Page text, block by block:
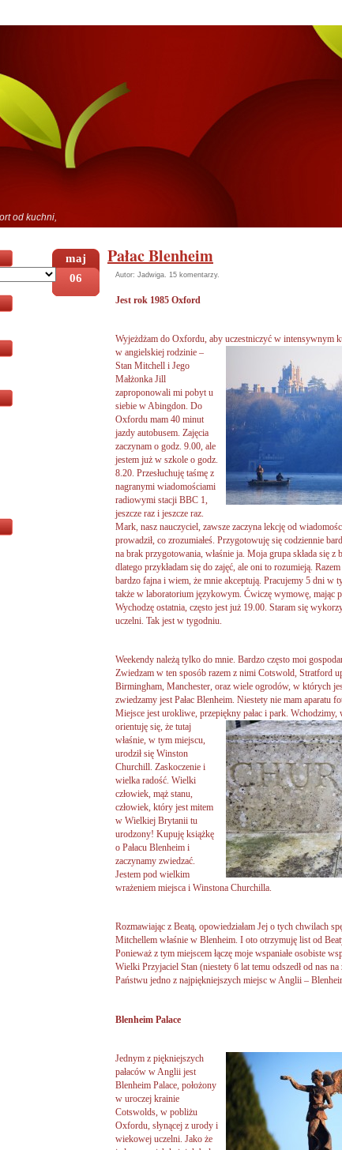
od kuchni,
maj
06
Pałac Blenheim
Autor: Jadwiga. 15 komentarzy.
Jest rok 1985 Oxford
Wyjeżdżam do Oxfordu, aby uczestniczyć w intensywnym
w angielskiej rodzinie –
Stan Mitchell i Jego
Małżonka Jill
zaproponowali mi pobyt u
siebie w Abingdon. Do
Oxfordu mam 40 minut
jazdy autobusem. Zajęcia
zaczynam o godz. 9.00, ale
jestem już w szkole o godz.
8.20. Przesłuchuję taśmę z
nagranymi wiadomościami
radiowymi stacji BBC 1,
jeszcze raz i jeszcze raz.
Mark, nasz nauczyciel, zawsze zaczyna lekcję od
prowadził, co zrozumiałeś. Przygotowuję się codziennie
na brak przygotowania, właśnie ja. Moja grupa składa się z
dlatego przykładam się do zajęć, ale oni to rozumieją.
bardzo fajna i wiem, że mnie akceptują. Pracujemy 5 dni w
także w laboratorium językowym. Ćwiczę wymowę, mając
Wychodzę ostatnia, często jest już 19.00. Staram się
uczelni. Tak jest w tygodniu.
Weekendy należą tylko do mnie. Bardzo często moi
Zwiedzam w ten sposób razem z nimi Cotswold, Stratford
Birmingham, Manchester, oraz wiele ogrodów, w których
zwiedzamy jest Pałac Blenheim. Niestety nie mam aparatu
Miejsce jest urokliwe, przepiękny pałac i park. Wchodzimy,
orientuję się, że tutaj
właśnie, w tym miejscu,
urodził się Winston
Churchill. Zaskoczenie i
wielka radość. Wielki
człowiek, mąż stanu,
człowiek, który jest mitem
w Wielkiej Brytanii tu
urodzony! Kupuję książkę
o Pałacu Blenheim i
zaczynamy zwiedzać.
Jestem pod wielkim
wrażeniem miejsca i Winstona Churchilla.
Rozmawiając z Beatą, opowiedziałam Jej o tych chwilach
Mitchellem właśnie w Blenheim. I oto otrzymuję list od
Ponieważ z tym miejscem łączę moje wspaniałe osobiste
Wielki Przyjaciel Stan (niestety 6 lat temu odszedł od nas
Państwu jedno z najpiękniejszych miejsc w Anglii –
Blenheim Palace
Jednym z piękniejszych
pałaców w Anglii jest
Blenheim Palace, położony
w uroczej krainie
Cotswolds, w pobliżu
Oxfordu, słynącej z urody i
wiekowej uczelni. Jako że